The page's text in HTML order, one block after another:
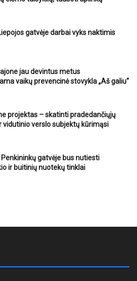
gatvėje darbai vyks naktimis
jau devintus metus
vaikų prevencinė stovykla „Aš galiu“
projektas – skatinti pradedančiųjų
vidutinio verslo subjektų kūrimąsi
Penkininkų gatvėje bus nutiesti
ir buitinių nuotekų tinklai